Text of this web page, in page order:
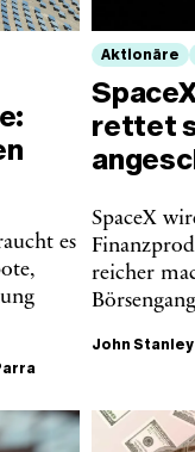
es
Aktionäre
rettet
SpaceX
reicher
John